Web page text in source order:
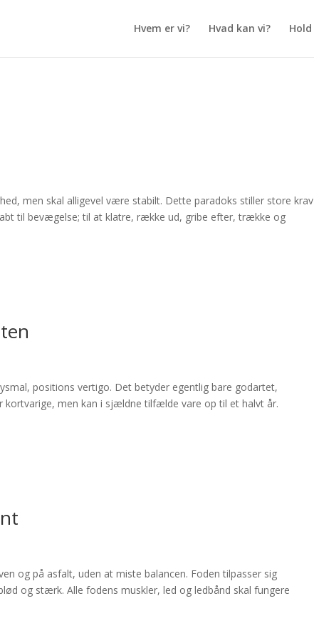
Hvem er vi? Hvad kan vi? Hold
men skal alligevel være stabilt. Dette paradoks stiller store krav
til bevægelse; til at klatre, række ud, gribe efter, trække og
positions vertigo. Det betyder egentlig bare godartet,
kortvarige, men kan i sjældne tilfælde vare op til et halvt år.
og på asfalt, uden at miste balancen. Foden tilpasser sig
og stærk. Alle fodens muskler, led og ledbånd skal fungere